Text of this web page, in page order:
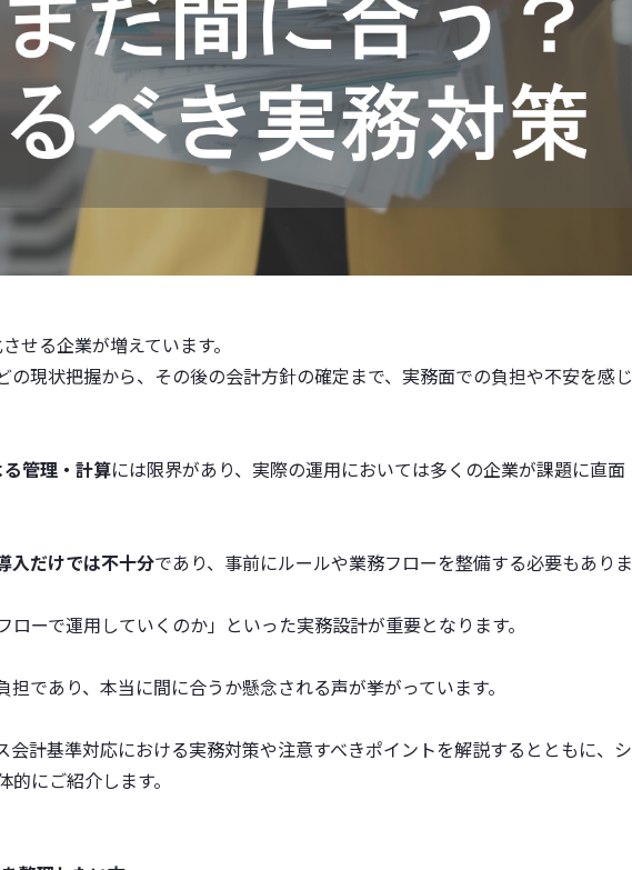
せる企業が増えています。
現状把握から、その後の会計方針の確定まで、実務面での負担や不安を感じ
管理・計算には限界があり、実際の運用においては多くの企業が課題に直面
入だけでは不十分であり、事前にルールや業務フローを整備する必要もありま
ーで運用していくのか」といった実務設計が重要となります。
であり、本当に間に合うか懸念される声が挙がっています。
計基準対応における実務対策や注意すべきポイントを解説するとともに、シ
にご紹介します。